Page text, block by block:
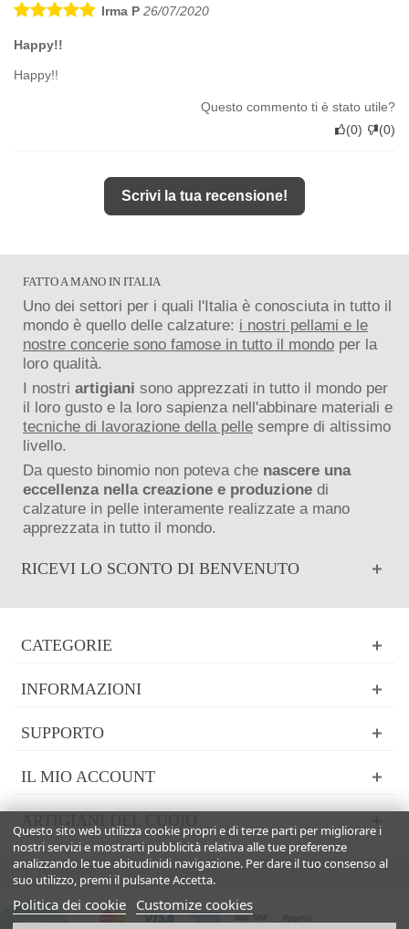
Irma P 26/07/2020
Happy!!
Happy!!
Questo commento ti è stato utile?
(0) (0)
Scrivi la tua recensione!
FATTO A MANO IN ITALIA
Uno dei settori per i quali l'Italia è conosciuta in tutto il
mondo è quello delle calzature: i nostri pellami e le
nostre concerie sono famose in tutto il mondo per la
loro qualità.
I nostri artigiani sono apprezzati in tutto il mondo per
il loro gusto e la loro sapienza nell'abbinare materiali e
tecniche di lavorazione della pelle sempre di altissimo
livello.
Da questo binomio non poteva che nascere una
eccellenza nella creazione e produzione di
calzature in pelle interamente realizzate a mano
apprezzata in tutto il mondo.
RICEVI LO SCONTO DI BENVENUTO
CATEGORIE
INFORMAZIONI
SUPPORTO
IL MIO ACCOUNT
Questo sito web utilizza cookie propri e di terze parti per migliorare i
nostri servizi e mostrarti pubblicità relativa alle tue preferenze
analizzando le tue abitudinidi navigazione. Per dare il tuo consenso al
suo utilizzo, premi il pulsante Accetta.
Politica dei cookie Customize cookies